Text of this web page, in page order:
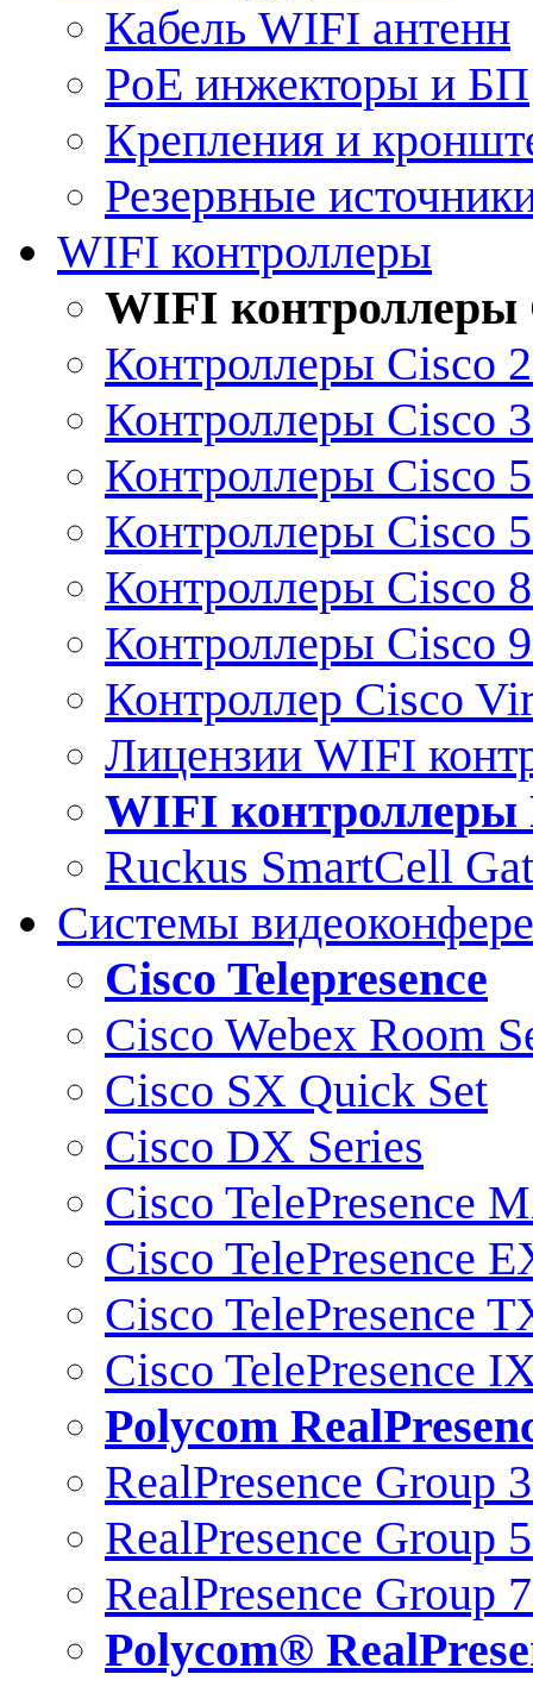
Кабель WIFI антенн
PoE инжекторы и БП
Крепления и
Резервные
WIFI контроллеры
WIFI контроллеры
Контроллеры Cisco
Контроллеры Cisco
Контроллеры Cisco
Контроллеры Cisco
Контроллеры Cisco
Контроллеры Cisco
Контроллер Cisco
Лицензии WIFI
WIFI контроллеры
Ruckus SmartCell
Системы
Cisco Telepresence
Cisco Webex Room
Cisco SX Quick Set
Cisco DX Series
Cisco TelePresence
Cisco TelePresence
Cisco TelePresence
Cisco TelePresence
Polycom
RealPresence Group
RealPresence Group
RealPresence Group
Polycom®